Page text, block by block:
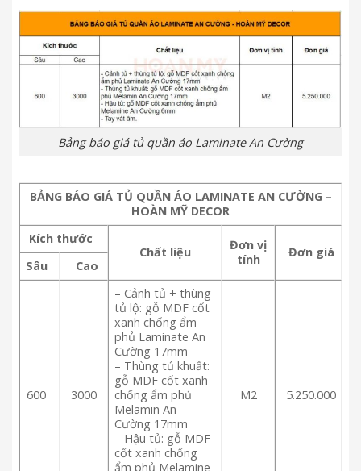
Bảng báo giá tủ quần áo Laminate An Cường
BẢNG BÁO GIÁ TỦ QUẦN ÁO LAMINATE AN CƯỜNG –
HOÀN MỸ DECOR
Kích thước
Chất liệu
Đơn vị
tính
Đơn giá
Sâu
Cao
600 3000
– Cảnh tủ + thùng
tủ lộ: gỗ MDF cốt
xanh chống ẩm
phủ Laminate An
Cường 17mm
– Thùng tủ khuất:
gỗ MDF cốt xanh
chống ẩm phủ
Melamin An
Cường 17mm
– Hậu tủ: gỗ MDF
cốt xanh chống
ẩm phủ Melamine
M2 5.250.000